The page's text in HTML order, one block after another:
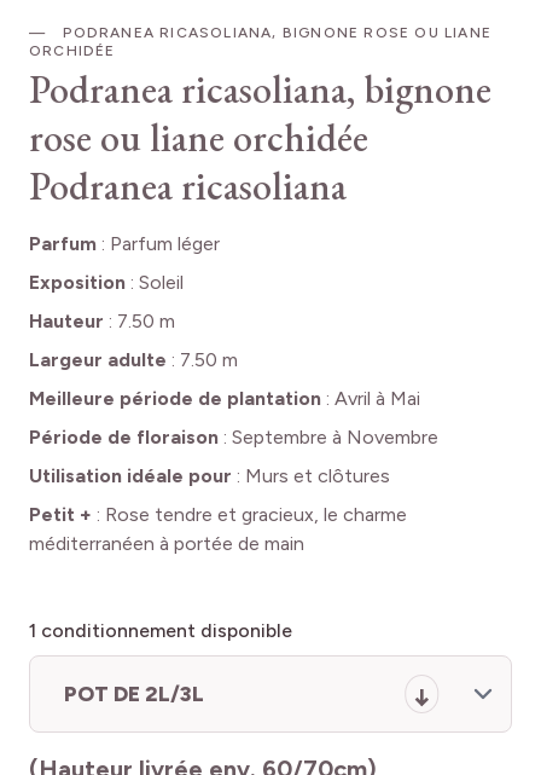
PODRANEA RICASOLIANA, BIGNONE ROSE OU LIANE
ORCHIDÉE
Podranea ricasoliana, bignone
rose ou liane orchidée
Podranea ricasoliana
Parfum : Parfum léger
Exposition : Soleil
Hauteur : 7.50 m
Largeur adulte : 7.50 m
Meilleure période de plantation : Avril à Mai
Période de floraison : Septembre à Novembre
Utilisation idéale pour : Murs et clôtures
Petit + : Rose tendre et gracieux, le charme
méditerranéen à portée de main
1 conditionnement disponible
POT DE 2L/3L